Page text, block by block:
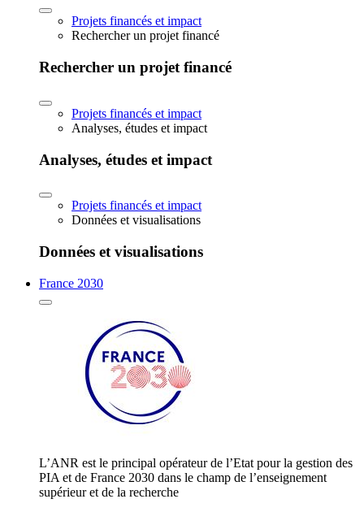
Projets financés et impact
Rechercher un projet financé
Rechercher un projet financé
Projets financés et impact
Analyses, études et impact
Analyses, études et impact
Projets financés et impact
Données et visualisations
Données et visualisations
France 2030
L’ANR est le principal opérateur de l’Etat pour la gestion des
PIA et de France 2030 dans le champ de l’enseignement
supérieur et de la recherche